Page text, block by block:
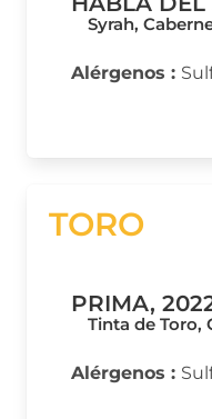
Syrah,
Alérgenos :
TORO
PRIMA,
Tinta de Toro,
Alérgenos :